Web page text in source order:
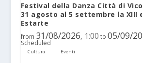
Festival della Danza Città di
31 agosto al 5 settembre la XIII
Estarte
from 31/08/2026, 1:00 to 05/09/
Scheduled
Cultura Eventi